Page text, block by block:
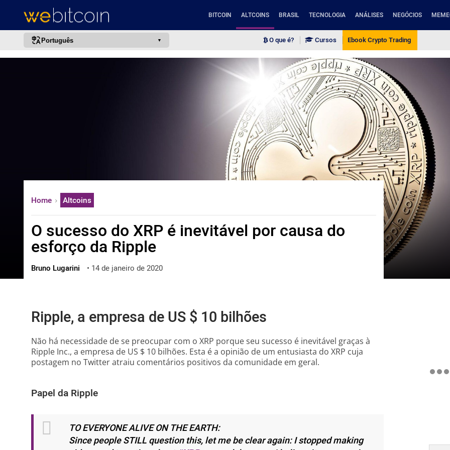
BITCOIN ALTCOINS BRASIL TECNOLOGIA ANÁLISES NEGÓCIOS
Português
한국어
العربية
ไทย
ქართული
O que é? Cursos Ebook Crypto Trading
Home Altcoins
O sucesso do XRP é inevitável por causa do
esforço da Ripple
Bruno Lugarini • 14 de janeiro de 2020
Ripple, a empresa de US $ 10 bilhões
Não há necessidade de se preocupar com o XRP porque seu sucesso é inevitável graças à
Ripple Inc., a empresa de US $ 10 bilhões. Esta é a opinião de um entusiasta do XRP cuja
postagem no Twitter atraiu comentários positivos da comunidade em geral.
Papel da Ripple
TO EVERYONE ALIVE ON THE EARTH:
Since people STILL question this, let me be clear again: I stopped making